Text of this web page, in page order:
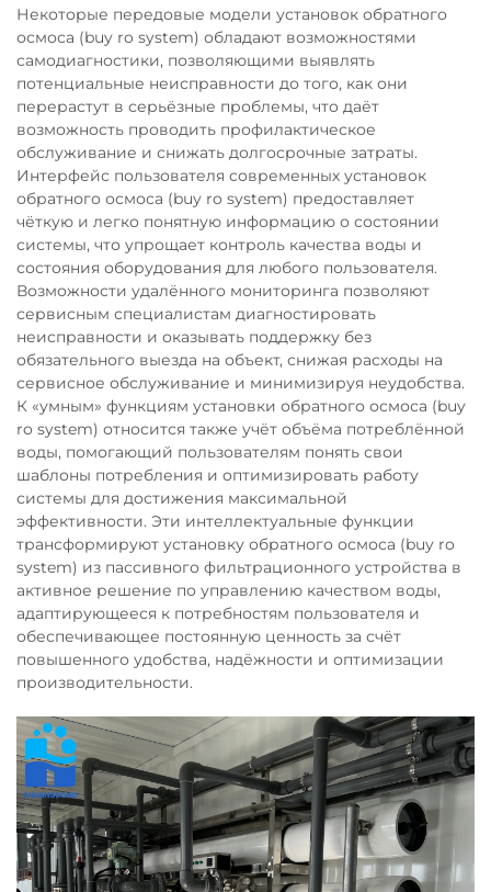
Некоторые передовые модели установок обратного
осмоса (buy ro system) обладают возможностями
самодиагностики, позволяющими выявлять
потенциальные неисправности до того, как они
перерастут в серьёзные проблемы, что даёт
возможность проводить профилактическое
обслуживание и снижать долгосрочные затраты.
Интерфейс пользователя современных установок
обратного осмоса (buy ro system) предоставляет
чёткую и легко понятную информацию о состоянии
системы, что упрощает контроль качества воды и
состояния оборудования для любого пользователя.
Возможности удалённого мониторинга позволяют
сервисным специалистам диагностировать
неисправности и оказывать поддержку без
обязательного выезда на объект, снижая расходы на
сервисное обслуживание и минимизируя неудобства.
К «умным» функциям установки обратного осмоса (buy
ro system) относится также учёт объёма потреблённой
воды, помогающий пользователям понять свои
шаблоны потребления и оптимизировать работу
системы для достижения максимальной
эффективности. Эти интеллектуальные функции
трансформируют установку обратного осмоса (buy ro
system) из пассивного фильтрационного устройства в
активное решение по управлению качеством воды,
адаптирующееся к потребностям пользователя и
обеспечивающее постоянную ценность за счёт
повышенного удобства, надёжности и оптимизации
производительности.